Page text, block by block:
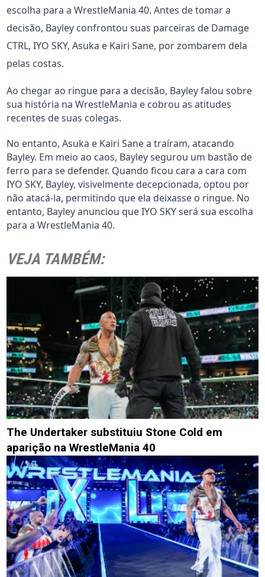
escolha para a WrestleMania 40. Antes de tomar a
decisão, Bayley confrontou suas parceiras de Damage
CTRL, IYO SKY, Asuka e Kairi Sane, por zombarem dela
pelas costas.
Ao chegar ao ringue para a decisão, Bayley falou sobre
sua história na WrestleMania e cobrou as atitudes
recentes de suas colegas.
No entanto, Asuka e Kairi Sane a traíram, atacando
Bayley. Em meio ao caos, Bayley segurou um bastão de
ferro para se defender. Quando ficou cara a cara com
IYO SKY, Bayley, visivelmente decepcionada, optou por
não atacá-la, permitindo que ela deixasse o ringue. No
entanto, Bayley anunciou que IYO SKY será sua escolha
para a WrestleMania 40.
VEJA TAMBÉM:
The Undertaker substituiu Stone Cold em
aparição na WrestleMania 40